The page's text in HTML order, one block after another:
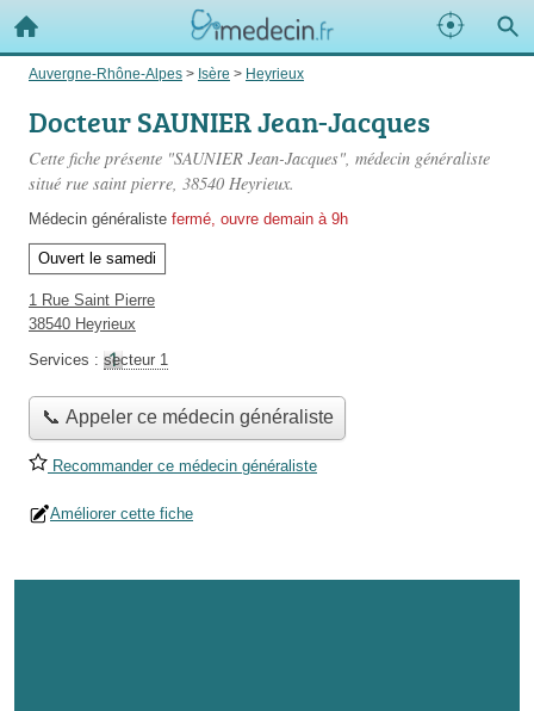
Auvergne-Rhône-Alpes > Isère > Heyrieux
Docteur SAUNIER Jean-Jacques
Cette fiche présente "SAUNIER Jean-Jacques", médecin généraliste
situé rue saint pierre, 38540 Heyrieux.
Médecin généraliste fermé, ouvre demain à 9h
Ouvert le samedi
1 Rue Saint Pierre
38540 Heyrieux
Services : secteur 1
📞 Appeler ce médecin généraliste
Recommander ce médecin généraliste
Améliorer cette fiche